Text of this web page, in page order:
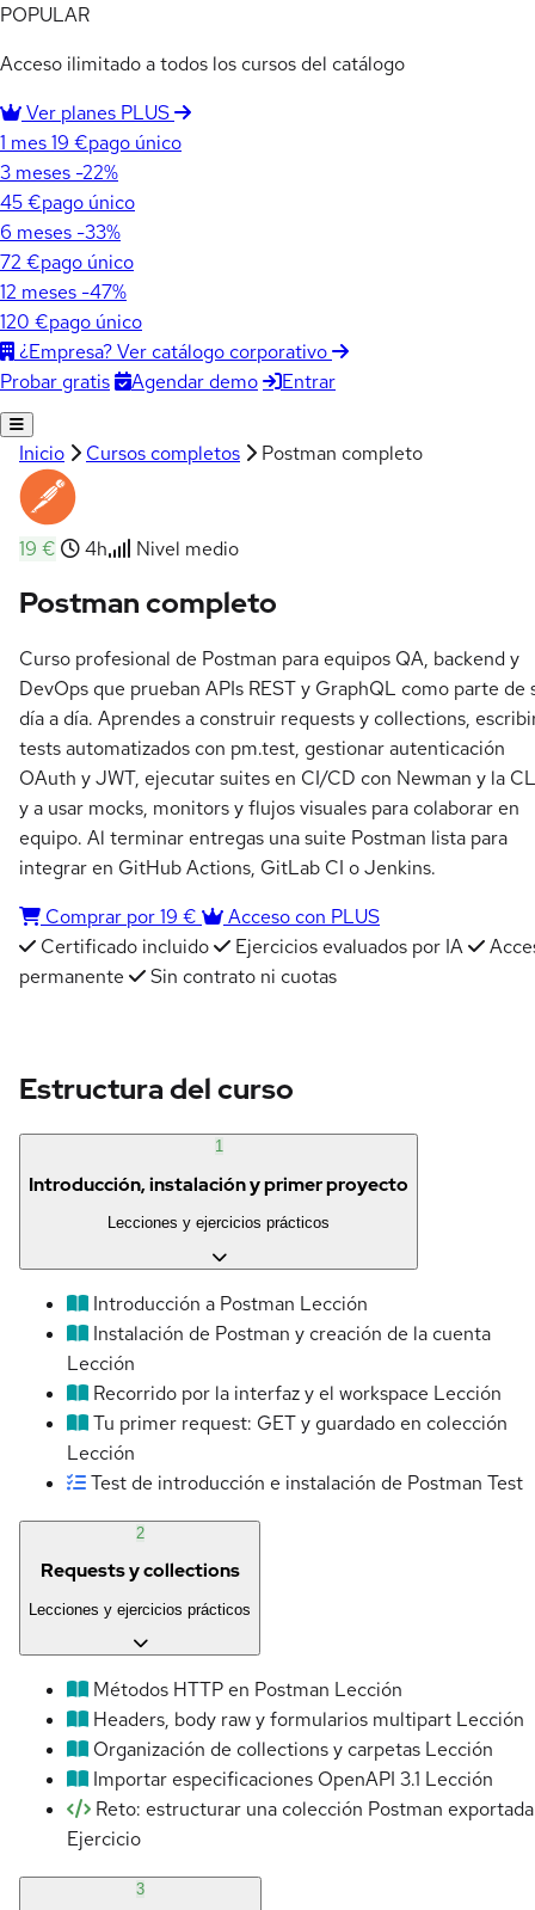
POPULAR
Acceso ilimitado a todos los cursos del catálogo
Ver planes PLUS
1 mes19 €pago único
3 meses -22%
45 €pago único
6 meses -33%
72 €pago único
12 meses -47%
120 €pago único
¿Empresa? Ver catálogo corporativo
Probar gratis
Agendar demo Entrar
Inicio Cursos completos Postman completo
19 € 4h Nivel medio
Postman completo
Curso profesional de Postman para equipos QA, backend y
DevOps que prueban APIs REST y GraphQL como parte de
día a día. Aprendes a construir requests y collections,
tests automatizados con pm.test, gestionar autenticación
OAuth y JWT, ejecutar suites en CI/CD con Newman y la
y a usar mocks, monitors y flujos visuales para colaborar en
equipo. Al terminar entregas una suite Postman lista para
integrar en GitHub Actions, GitLab CI o Jenkins.
Comprar por 19 €
Acceso con PLUS
Certificado incluido
Ejercicios evaluados por IA
permanente
Sin contrato ni cuotas
Estructura del curso
1
Introducción, instalación y primer proyecto
Lecciones y ejercicios prácticos
Introducción a Postman Lección
Instalación de Postman y creación de la cuenta
Lección
Recorrido por la interfaz y el workspace Lección
Tu primer request: GET y guardado en colección
Lección
Test de introducción e instalación de Postman Test
2
Requests y collections
Lecciones y ejercicios prácticos
Métodos HTTP en Postman Lección
Headers, body raw y formularios multipart Lección
Organización de collections y carpetas Lección
Importar especificaciones OpenAPI 3.1 Lección
Reto: estructurar una colección Postman exportada
Ejercicio
3